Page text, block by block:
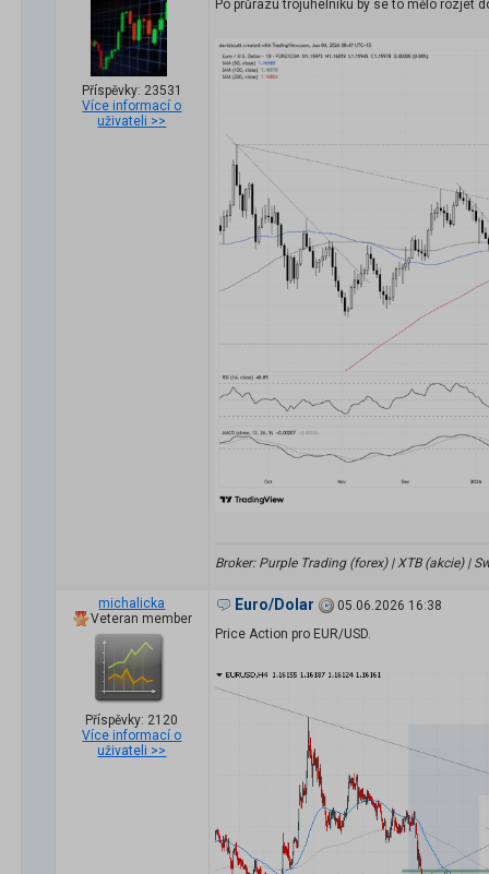
Příspěvky: 23531
Více informací o
uživateli >>
Po průrazu trojúhelníku by se to mělo rozjet
Broker: Purple Trading (forex) | XTB (akcie) |
michalicka
Veteran member
Příspěvky: 2120
Více informací o
uživateli >>
Euro/Dolar
05.06.2026 16:38
Price Action pro EUR/USD.